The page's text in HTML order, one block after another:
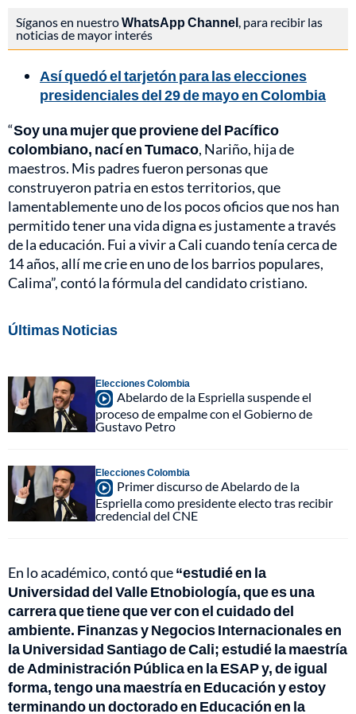
Síganos en nuestroWhatsApp Channel , para recibir las
noticias de mayor interés
Así quedó el tarjetón para las elecciones
presidenciales del 29 de mayo en Colombia
“Soy una mujer que proviene del Pacífico
colombiano, nací en Tumaco, Nariño, hija de
maestros. Mis padres fueron personas que
construyeron patria en estos territorios, que
lamentablemente uno de los pocos oficios que nos han
permitido tener una vida digna es justamente a través
de la educación. Fui a vivir a Cali cuando tenía cerca de
14 años, allí me crie en uno de los barrios populares,
Calima”, contó la fórmula del candidato cristiano.
Últimas Noticias
Elecciones Colombia
Abelardo de la Espriella suspende el
proceso de empalme con el Gobierno de
Gustavo Petro
Elecciones Colombia
Primer discurso de Abelardo de la
Espriella como presidente electo tras recibir
credencial del CNE
En lo académico, contó que“estudié en la
Universidad del Valle Etnobiología, que es una
carrera que tiene que ver con el cuidado del
ambiente. Finanzas y Negocios Internacionales en
la Universidad Santiago de Cali; estudié la maestría
de Administración Pública en la ESAP y, de igual
forma, tengo una maestría en Educación y estoy
terminando un doctorado en Educación en la